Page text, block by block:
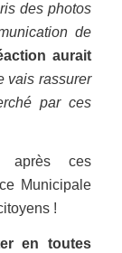
des photos
de
aurait
vais rassurer
par ces
après ces
Municipale
!
en toutes